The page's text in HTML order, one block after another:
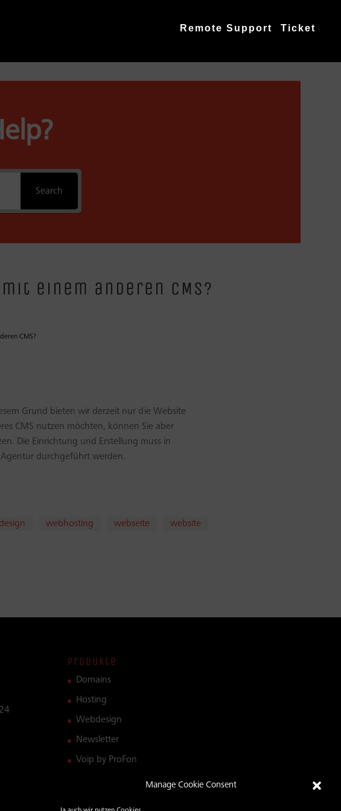
Manage Cookie Consent
Remote Support Ticket
Search
einem anderen CMS?
CMS?
Grund bieten wir derzeit nur die Website
CMS nutzen möchten, können Sie aber
Die Einrichtung und Erstellung muss in
durchgeführt werden.
webhosting webseite
website
Produkte
Domains
Hosting
Webdesign
Newsletter
Voip by ProFon